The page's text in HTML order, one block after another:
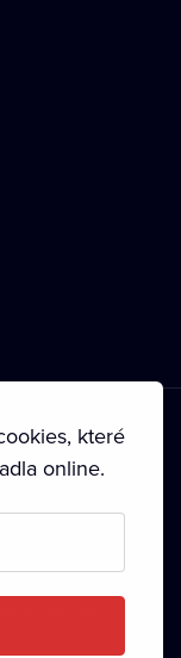
Zásady používání
které
online.